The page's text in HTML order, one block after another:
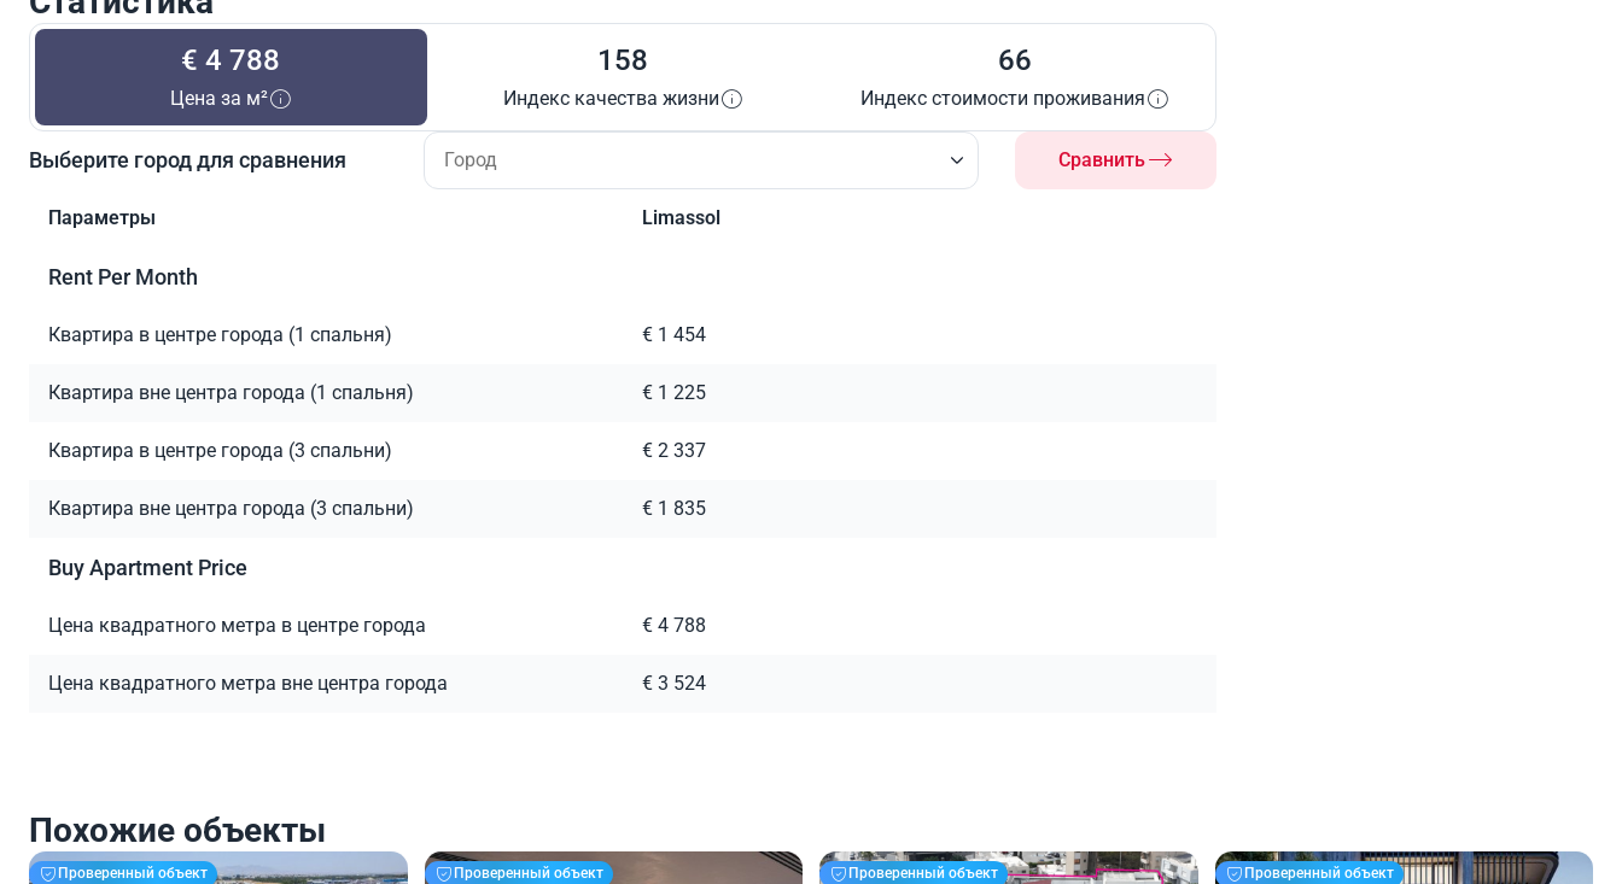
€ 4 788
Цена за м²
158
Индекс качества жизни
66
Индекс стоимости проживания
Выберите город для сравнения Сравнить
Параметры Limassol
Rent Per Month
Квартира в центре города (1 спальня) € 1 454
Квартира вне центра города (1 спальня) € 1 225
Квартира в центре города (3 спальни) € 2 337
Квартира вне центра города (3 спальни) € 1 835
Buy Apartment Price
Цена квадратного метра в центре города € 4 788
Цена квадратного метра вне центра города € 3 524
Похожие объекты
Проверенный объект Проверенный объект Проверенный объект Проверенный объект